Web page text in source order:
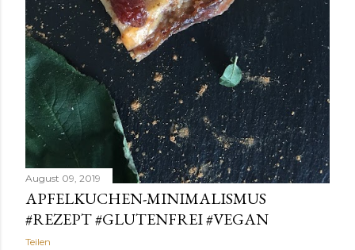
August 09, 2019
APFELKUCHEN-MINIMALISMUS
#REZEPT #GLUTENFREI #VEGAN
Teilen